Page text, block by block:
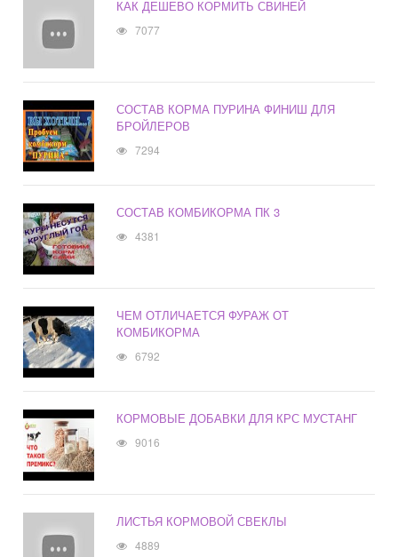
КАК ДЕШЕВО КОРМИТЬ СВИНЕЙ
7077
СОСТАВ КОРМА ПУРИНА ФИНИШ ДЛЯ
БРОЙЛЕРОВ
7294
СОСТАВ КОМБИКОРМА ПК 3
4381
ЧЕМ ОТЛИЧАЕТСЯ ФУРАЖ ОТ
КОМБИКОРМА
6792
КОРМОВЫЕ ДОБАВКИ ДЛЯ КРС МУСТАНГ
9016
ЛИСТЬЯ КОРМОВОЙ СВЕКЛЫ
4889